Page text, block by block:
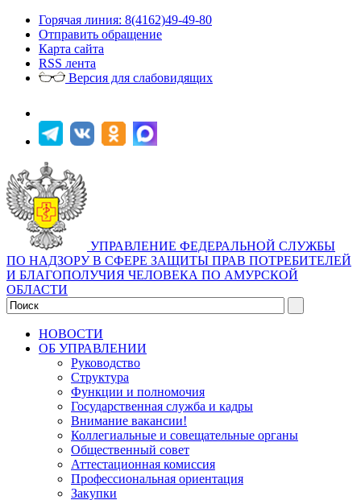
Горячая линия: 8(4162)49-49-80
Отправить обращение
Карта сайта
RSS лента
Версия для слабовидящих
УПРАВЛЕНИЕ ФЕДЕРАЛЬНОЙ СЛУЖБЫ
ПО НАДЗОРУ В СФЕРЕ ЗАЩИТЫ ПРАВ ПОТРЕБИТЕЛЕЙ
И БЛАГОПОЛУЧИЯ ЧЕЛОВЕКА ПО АМУРСКОЙ
ОБЛАСТИ
НОВОСТИ
ОБ УПРАВЛЕНИИ
Руководство
Структура
Функции и полномочия
Государственная служба и кадры
Внимание вакансии!
Коллегиальные и совещательные органы
Общественный совет
Аттестационная комиссия
Профессиональная ориентация
Закупки